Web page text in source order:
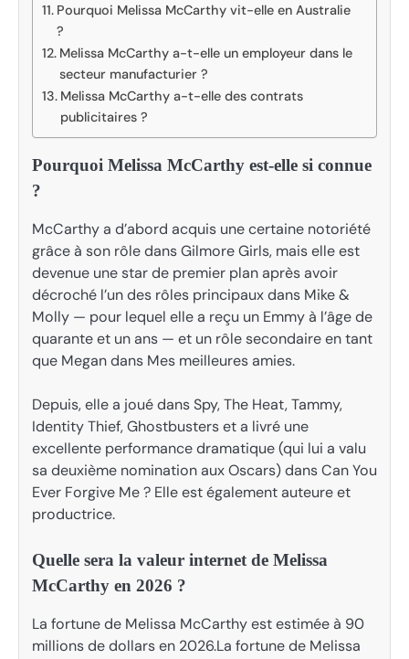
Pourquoi Melissa McCarthy vit-elle en Australie
?
Melissa McCarthy a-t-elle un employeur dans le
secteur manufacturier ?
Melissa McCarthy a-t-elle des contrats
publicitaires ?
Pourquoi Melissa McCarthy est-elle si connue
?
McCarthy a d’abord acquis une certaine notoriété
grâce à son rôle dans Gilmore Girls, mais elle est
devenue une star de premier plan après avoir
décroché l’un des rôles principaux dans Mike &
Molly — pour lequel elle a reçu un Emmy à l’âge de
quarante et un ans — et un rôle secondaire en tant
que Megan dans Mes meilleures amies.
Depuis, elle a joué dans Spy, The Heat, Tammy,
Identity Thief, Ghostbusters et a livré une
excellente performance dramatique (qui lui a valu
sa deuxième nomination aux Oscars) dans Can You
Ever Forgive Me ? Elle est également auteure et
productrice.
Quelle sera la valeur internet de Melissa
McCarthy en 2026 ?
La fortune de Melissa McCarthy est estimée à 90
millions de dollars en 2026.La fortune de Melissa